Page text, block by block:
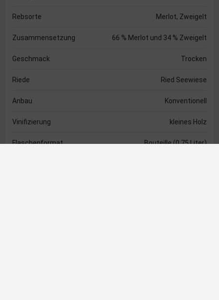
Rebsorte Merlot, Zweigelt
Zusammensetzung 66 % Merlot und 34 % Zweigelt
Geschmack Trocken
Riede Ried Seewiese
Anbau Konventionell
Vinifizierung kleines Holz
Flaschenformat Bouteille (0,75 Liter)